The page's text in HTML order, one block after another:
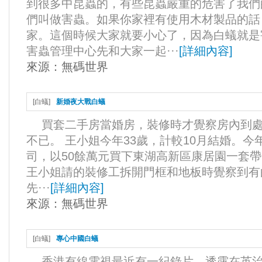
到很多中昆蟲的，有些昆蟲嚴重的危害了我
們叫做害蟲。如果你家裡有使用木材製品的
家。這個時候大家就要小心了，因為白蟻就
害蟲管理中心先和大家一起··· [詳細內容]
來源： 無碼世界
[白蟻] 新婚夜大戰白蟻
買套二手房當婚房，裝修時才覺察房內到
不已。 王小姐今年33歲，計較10月結婚。今
司，以50餘萬元買下東湖高新區康居園一套
王小姐請的​​裝修工拆開門框和地板時覺察到
先··· [詳細內容]
來源： 無碼世界
[白蟻] 專心中國白蟻